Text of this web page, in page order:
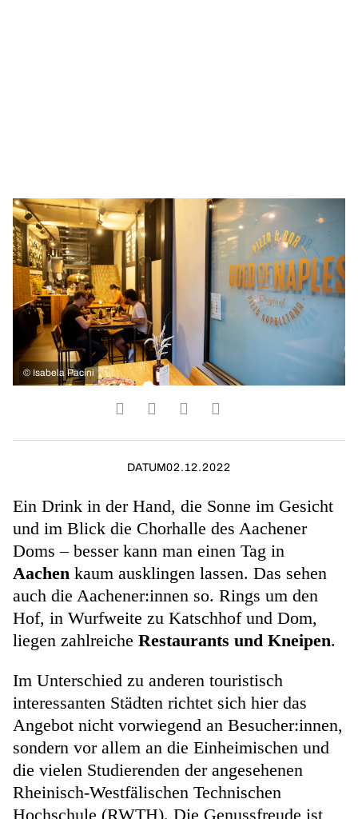
© Isabela Pacini
DATUM02.12.2022
Ein Drink in der Hand, die Sonne im Gesicht
und im Blick die Chorhalle des Aachener
Doms – besser kann man einen Tag in
Aachen kaum ausklingen lassen. Das sehen
auch die Aachener:innen so. Rings um den
Hof, in Wurfweite zu Katschhof und Dom,
liegen zahlreiche Restaurants und Kneipen.
Im Unterschied zu anderen touristisch
interessanten Städten richtet sich hier das
Angebot nicht vorwiegend an Besucher:innen,
sondern vor allem an die Einheimischen und
die vielen Studierenden der angesehenen
Rheinisch-Westfälischen Technischen
Hochschule (RWTH). Die Genussfreude ist